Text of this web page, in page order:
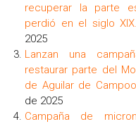
recuperar la parte
perdió en el siglo XIX.
2025
Lanzan una
restaurar parte del
de Aguilar de Campoo
de 2025
Campaña de